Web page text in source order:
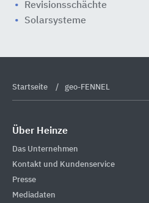
Revisionsschächte
Solarsysteme
Startseite geo-FENNEL
Über Heinze
Das Unternehmen
Kontakt und Kundenservice
Presse
Mediadaten